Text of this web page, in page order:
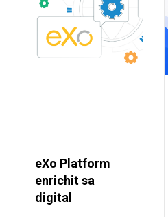
eXo Platform
enrichit sa
digital